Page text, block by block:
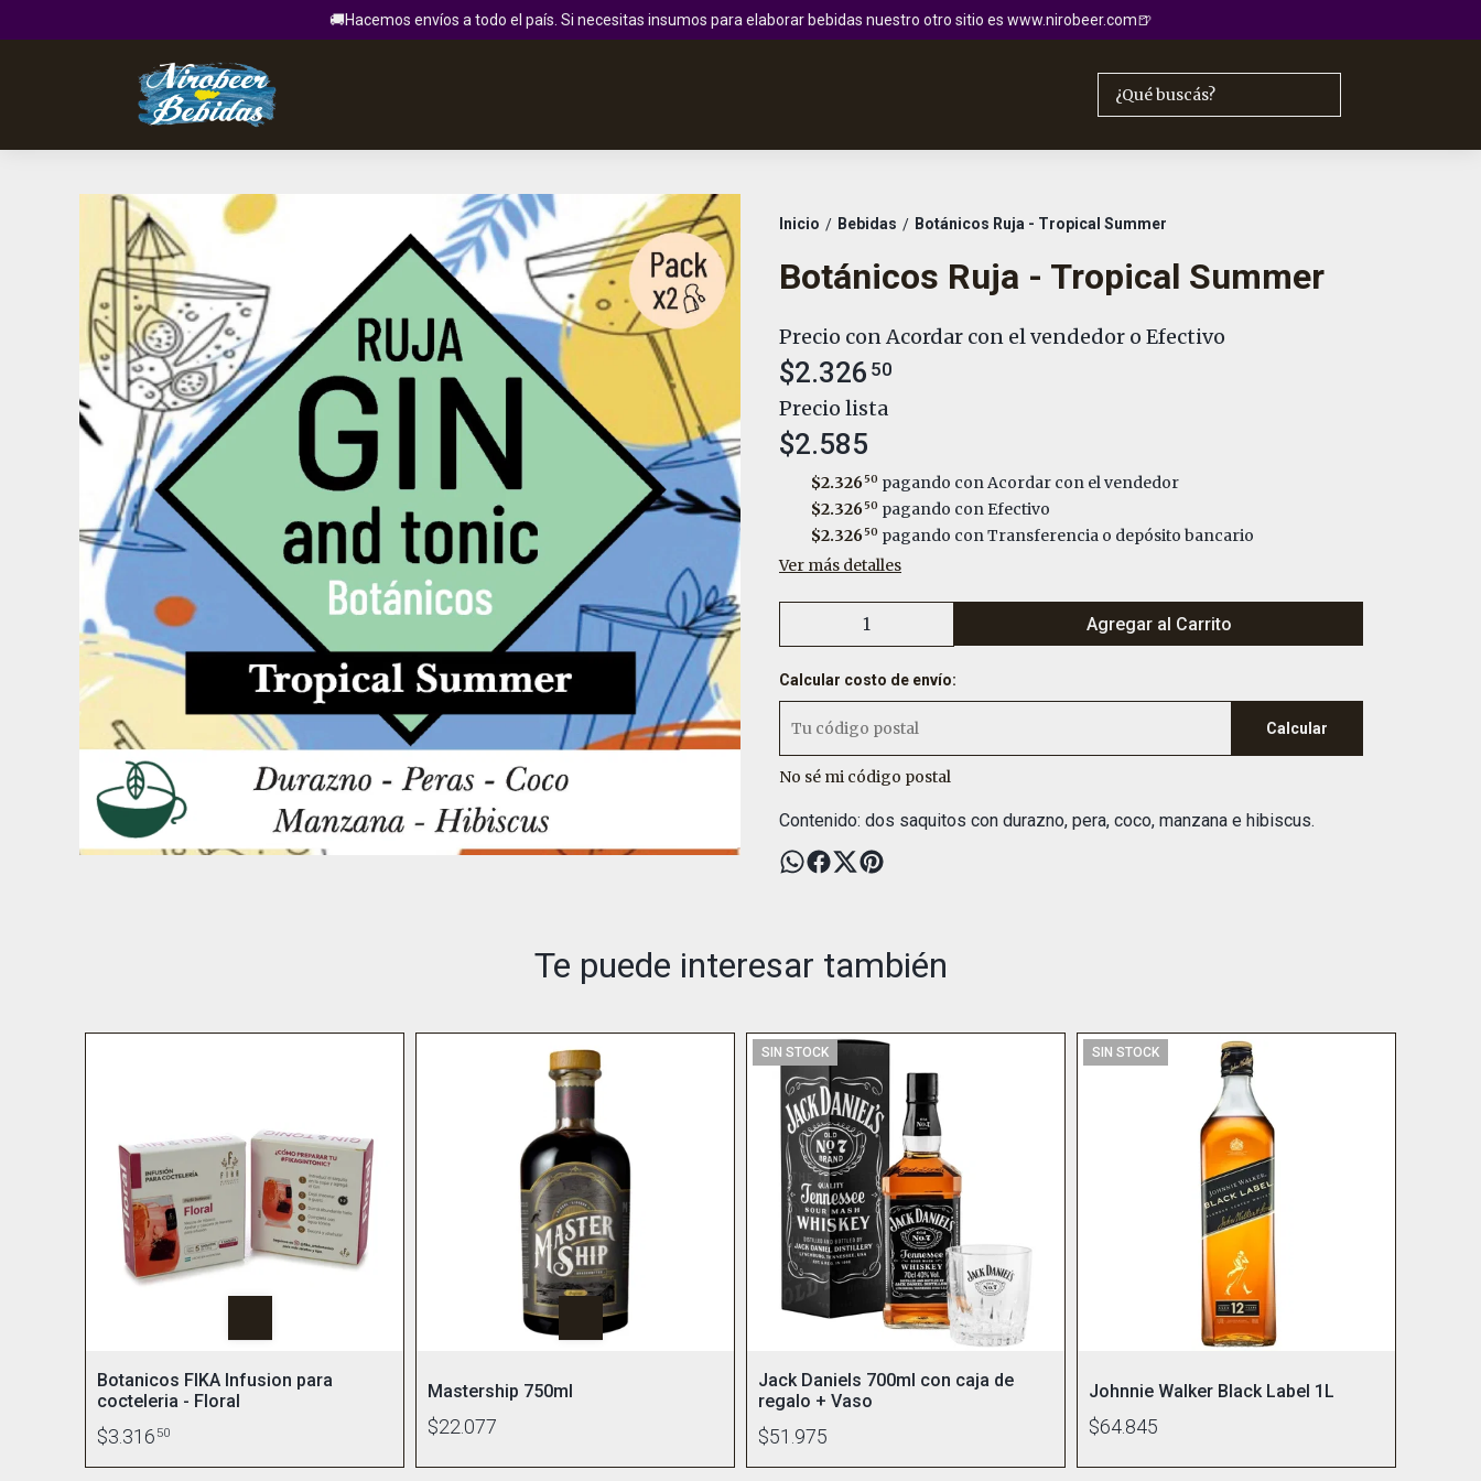
🚚Hacemos envíos a todo el país. Si necesitas insumos para elaborar bebidas nuestro otro sitio es www.nirobeer.com🍺
Inicio / Bebidas / Botánicos Ruja - Tropical Summer
Botánicos Ruja - Tropical Summer
Precio con Acordar con el vendedor o Efectivo
$2.326 50
Precio lista
$2.585
$2.32650 pagando con Acordar con el vendedor
$2.32650 pagando con Efectivo
$2.32650 pagando con Transferencia o depósito bancario
Ver más detalles
Agregar al Carrito
Calcular costo de envío:
Calcular
No sé mi código postal
Contenido: dos saquitos con durazno, pera, coco, manzana e hibiscus.
Te puede interesar también
Botanicos FIKA Infusion para
cocteleria - Floral
$3.316 50
Mastership 750ml
$22.077
SIN STOCK
Jack Daniels 700ml con caja de
regalo + Vaso
$51.975
SIN STOCK
Johnnie Walker Black Label 1L
$64.845